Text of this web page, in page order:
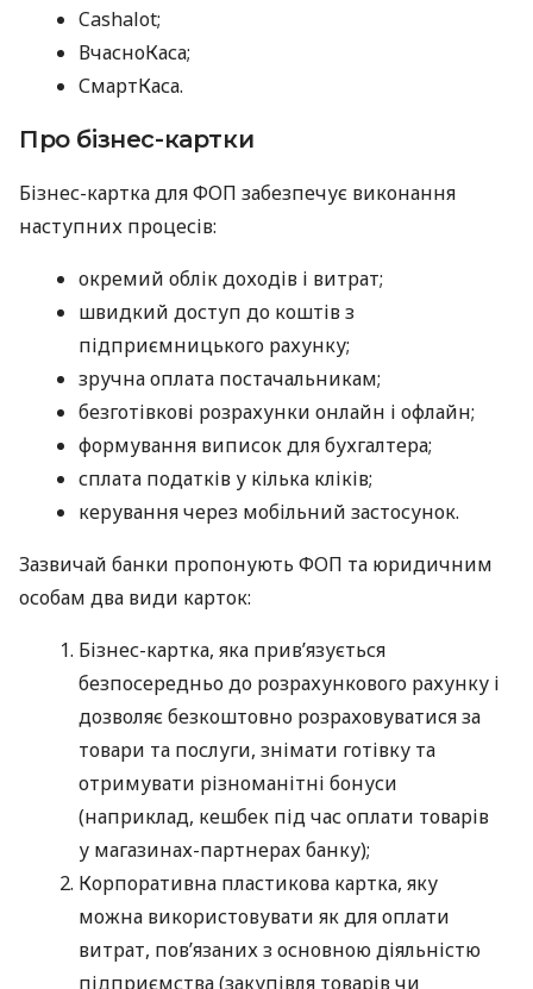
Cashalot;
ВчасноКаса;
СмартКаса.
Про бізнес-картки
Бізнес-картка для ФОП забезпечує виконання
наступних процесів:
окремий облік доходів і витрат;
швидкий доступ до коштів з
підприємницького рахунку;
зручна оплата постачальникам;
безготівкові розрахунки онлайн і офлайн;
формування виписок для бухгалтера;
сплата податків у кілька кліків;
керування через мобільний застосунок.
Зазвичай банки пропонують ФОП та юридичним
особам два види карток:
Бізнес-картка, яка прив’язується
безпосередньо до розрахункового рахунку і
дозволяє безкоштовно розраховуватися за
товари та послуги, знімати готівку та
отримувати різноманітні бонуси
(наприклад, кешбек під час оплати товарів
у магазинах-партнерах банку);
Корпоративна пластикова картка, яку
можна використовувати як для оплати
витрат, пов’язаних з основною діяльністю
підприємства (закупівля товарів чи